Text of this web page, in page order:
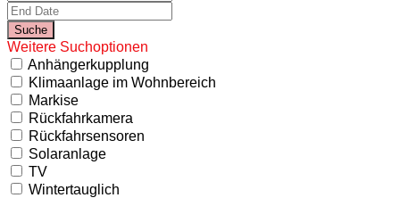
Weitere Suchoptionen
Anhängerkupplung
Klimaanlage im Wohnbereich
Markise
Rückfahrkamera
Rückfahrsensoren
Solaranlage
TV
Wintertauglich